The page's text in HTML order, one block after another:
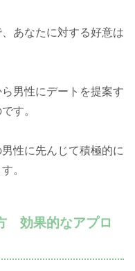
あなたに対する好意は
男性にデートを提案す
す。
性に先んじて積極的に
。
効果的なアプロ